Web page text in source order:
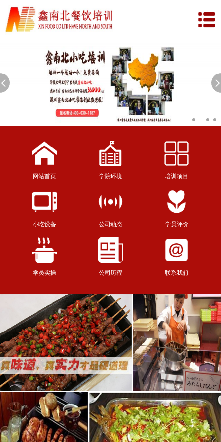
网站首页 学院环境 培训项目
小吃设备 公司动态 学员评价
学员实操 公司历程 联系我们